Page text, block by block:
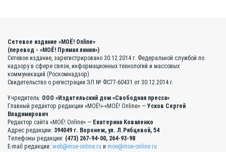
Сетевое издание «МОЁ! Online»
(перевод - «МОЁ! Прямая линия»)
Сетевое издание, зарегистрировано 30.12.2014 г. Федеральной службой по
надзору в сфере связи, информационных технологий и массовых
коммуникаций (Роскомнадзор)
Свидетельство о регистрации ЭЛ № ФС77-60431 от 30.12.2014 г.
Учредитель: ООО «Издательский дом «Свободная пресса»
Главный редактор редакции «МОЁ!»-«МОЁ! Online» — Усков Сергей
Владимирович
Редактор сайта «МОЁ! Online» — Екатерина Коваленко
Адрес редакции: 394049 г. Воронеж, ул. Л.Рябцевой, 54
Телефоны редакции: (473) 267-94-00, 264-93-98
E-mail редакции: web@moe-online.ru и moe@moe-online.ru